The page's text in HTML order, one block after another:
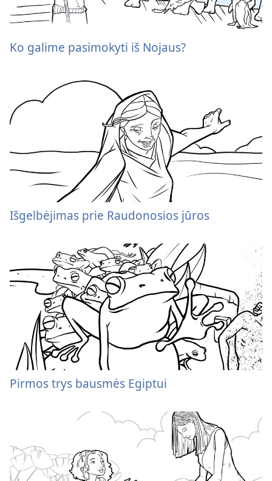
Ko galime pasimokyti iš Nojaus?
Išgelbėjimas prie Raudonosios jūros
Pirmos trys bausmės Egiptui